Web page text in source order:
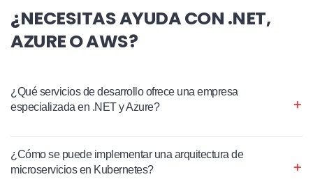
¿NECESITAS AYUDA CON .NET,
AZURE O AWS?
¿Qué servicios de desarrollo ofrece una empresa
especializada en .NET y Azure?
¿Cómo se puede implementar una arquitectura de
microservicios en Kubernetes?